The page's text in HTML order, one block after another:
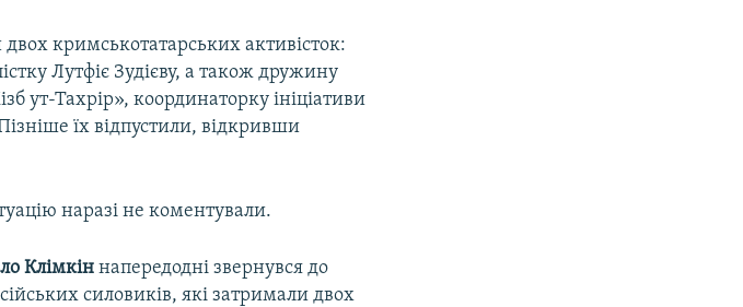
кримськотатарських активісток:
Лутфіє Зудієву, а також дружину
ут-Тахрір», координаторку ініціативи
їх відпустили, відкривши
наразі не коментували.
Клімкін напередодні звернувся до
силовиків, які затримали двох